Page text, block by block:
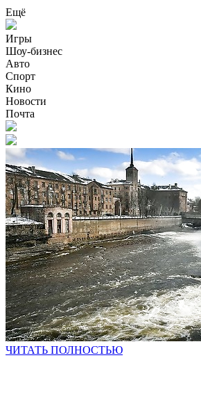
Ещё
Игры
Шоу-бизнес
Авто
Спорт
Кино
Новости
Почта
ЧИТАТЬ ПОЛНОСТЬЮ